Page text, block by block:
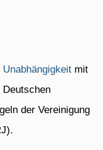
mit
der Vereinigung